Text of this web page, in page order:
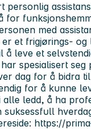
for
med
et frigjørings-
å leve et
spesialisert
dag for å bidra
for å kunne
ledd, å ha
https://